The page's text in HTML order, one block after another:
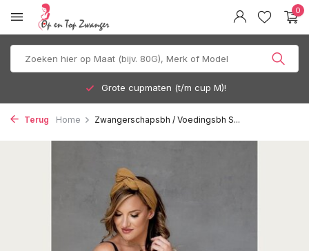
0
Grote cupmaten (t/m cup M)!
Terug Home Zwangerschapsbh / Voedingsbh S...